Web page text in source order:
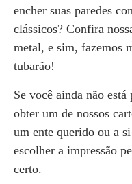
encher suas paredes
clássicos? Confira
metal, e sim, fazemos
tubarão!
Se você ainda não
obter um de nossos
um ente querido ou a
escolher a impressão
certo.